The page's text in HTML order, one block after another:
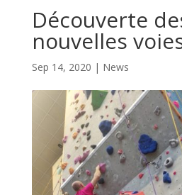
Découverte
nouvelles
Sep 14, 2020 | News